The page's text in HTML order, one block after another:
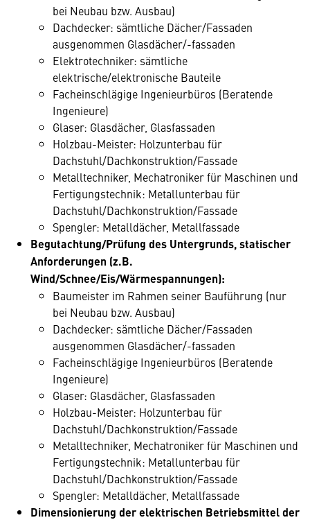
bei Neubau bzw. Ausbau)
Dachdecker: sämtliche Dächer/Fassaden
ausgenommen Glasdächer/-fassaden
Elektrotechniker: sämtliche
elektrische/elektronische Bauteile
Facheinschlägige Ingenieurbüros (Beratende
Ingenieure)
Glaser: Glasdächer, Glasfassaden
Holzbau-Meister: Holzunterbau für
Dachstuhl/Dachkonstruktion/Fassade
Metalltechniker, Mechatroniker für Maschinen und
Fertigungstechnik: Metallunterbau für
Dachstuhl/Dachkonstruktion/Fassade
Spengler: Metalldächer, Metallfassade
Begutachtung/Prüfung des Untergrunds, statischer
Anforderungen (z.B.
Wind/Schnee/Eis/Wärmespannungen):
Baumeister im Rahmen seiner Bauführung (nur
bei Neubau bzw. Ausbau)
Dachdecker: sämtliche Dächer/Fassaden
ausgenommen Glasdächer/-fassaden
Facheinschlägige Ingenieurbüros (Beratende
Ingenieure)
Glaser: Glasdächer, Glasfassaden
Holzbau-Meister: Holzunterbau für
Dachstuhl/Dachkonstruktion/Fassade
Metalltechniker, Mechatroniker für Maschinen und
Fertigungstechnik: Metallunterbau für
Dachstuhl/Dachkonstruktion/Fassade
Spengler: Metalldächer, Metallfassade
Dimensionierung der elektrischen Betriebsmittel der